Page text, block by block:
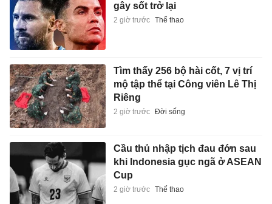
gây sốt trở lại
2 giờ trước Thể thao
Tìm thấy 256 bộ hài cốt, 7 vị trí
mộ tập thể tại Công viên Lê Thị
Riêng
2 giờ trước Đời sống
Cầu thủ nhập tịch đau đớn sau
khi Indonesia gục ngã ở ASEAN
Cup
2 giờ trước Thể thao